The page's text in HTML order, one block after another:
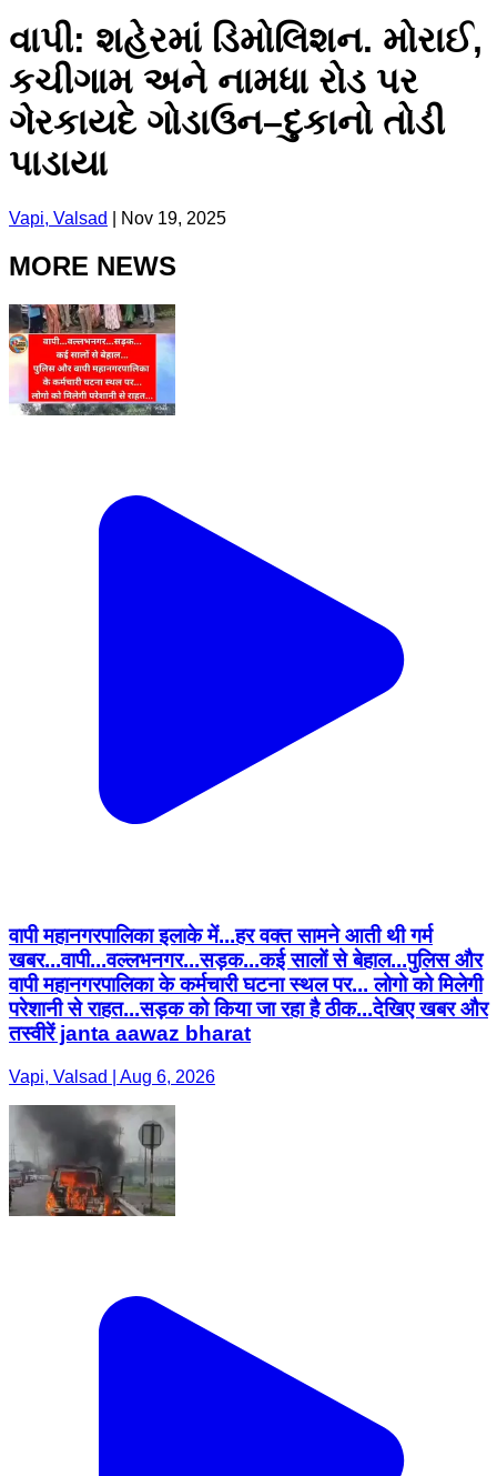
વાપી: શહેરમાં ડિમોલિશન. મોરાઈ,
કચીગામ અને નામધા રોડ પર
ગેરકાયદે ગોડાઉન–દુકાનો તોડી
પાડાયા
Vapi, Valsad Nov 19, 2025
MORE NEWS
वापी महानगरपालिका इलाके में...हर वक्त सामने आती थी गर्म
खबर...वापी...वल्लभनगर...सड़क...कई सालों से बेहाल...पुलिस और
वापी महानगरपालिका के कर्मचारी घटना स्थल पर... लोगो को मिलेगी
परेशानी से राहत...सड़क को किया जा रहा है ठीक...देखिए खबर और
तस्वीरें janta aawaz bharat
Vapi, Valsad | Aug 6, 2026